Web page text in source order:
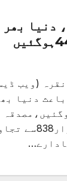
دنیا بھر
(ویب
دنیا